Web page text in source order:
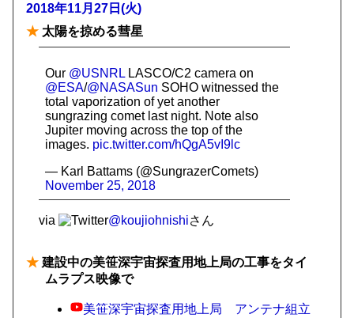
2018年11月27日(火)
★ 太陽を掠める彗星
Our @USNRL LASCO/C2 camera on
@ESA/@NASASun SOHO witnessed the
total vaporization of yet another
sungrazing comet last night. Note also
Jupiter moving across the top of the
images. pic.twitter.com/hQgA5vI9lc
— Karl Battams (@SungrazerComets)
November 25, 2018
via @koujiohnishiさん
★ 建設中の美笹深宇宙探査用地上局の工事をタイ
ムラプス映像で
美笹深宇宙探査用地上局 アンテナ組立